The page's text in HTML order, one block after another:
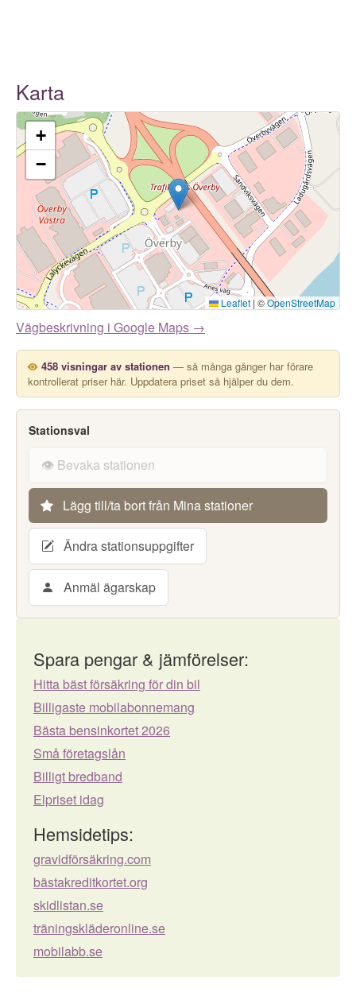
Karta
+
−
Leaflet | ©OpenStreetMap
Vägbeskrivning i Google Maps →
458 visningar av stationen — så många gånger har förare
kontrollerat priser här. Uppdatera priset så hjälper du dem.
Stationsval
👁️ Bevaka stationen
Lägg till/ta bort från Mina stationer
Ändra stationsuppgifter
Anmäl ägarskap
Spara pengar & jämförelser:
Hitta bäst försäkring för din bil
Billigaste mobilabonnemang
Bästa bensinkortet 2026
Små företagslån
Billigt bredband
Elpriset idag
Hemsidetips:
gravidförsäkring.com
bästakreditkortet.org
skidlistan.se
träningskläderonline.se
mobilabb.se